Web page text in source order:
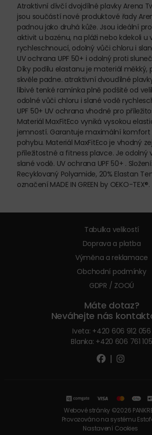
Atraktivní dívčí dvojdílné plavky Arena
jsou součástí nové produktové řady
padnou jako druhá kůže. Jsou ideální
aktivit u bazénu, na pláži nebo kdekoli u
rychleschnoucí, odolný vůči chloru i
UV ochrana UPF 50+ i odolný proti
Díky podílu elastanu je materiál měkký,
skvěle padne. atraktivní dvoudílné
líbivé tenké ramínka plně podšité od
odolné vůči chloru i slané vodě
UPF 50+ UV ochrana vhodné pro
Materiál MaxFitEco vyniká vysokou
jemností. Garantuje maximální komfort
pohybu. Materiál MaxFitEco je vhodný
příležitostné a fitness plavce. Je odolný
slané vodě. UV ochrana UPF 50+ .
Recyklovaný Polyamide, 20% Elastan
označení MADE IN GREEN by OEKO-TEX®.
Tabulka velikostí
Doprava a platba
Výměna a reklamace
Obchodní podmínky
GDPR / ZOOÚ
Máte dotaz?
Neváhejte nás
Iveta: +420 606 912 056
Blanka: +420 606 761 105
|
Webové stránky ©2026
Provozováno na systému
Nastavení Cookies